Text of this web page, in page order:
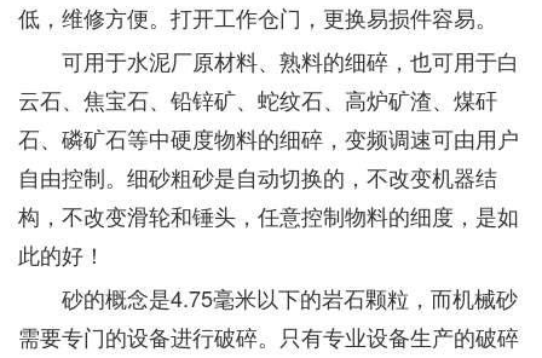
低，维修方便。打开工作仓门，更换易损件容易。
可用于水泥厂原材料、熟料的细碎，也可用于白
云石、焦宝石、铅锌矿、蛇纹石、高炉矿渣、煤矸
石、磷矿石等中硬度物料的细碎，变频调速可由用户
自由控制。细砂粗砂是自动切换的，不改变机器结
构，不改变滑轮和锤头，任意控制物料的细度，是如
此的好！
砂的概念是4.75毫米以下的岩石颗粒，而机械砂
需要专门的设备进行破碎。只有专业设备生产的破碎